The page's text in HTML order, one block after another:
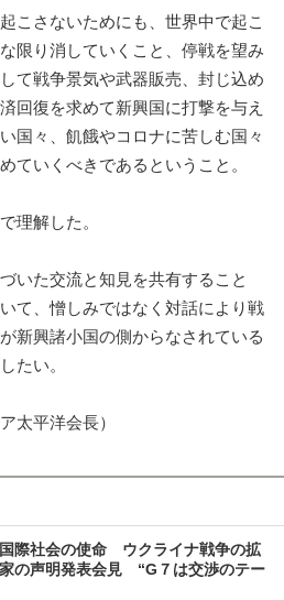
こさないためにも、世界中で起こ
限り消していくこと、停戦を望み
て戦争景気や武器販売、封じ込め
回復を求めて新興国に打撃を与え
国々、飢餓やコロナに苦しむ国々
ていくべきであるということ。
理解した。
いた交流と知見を共有すること
て、憎しみではなく対話により戦
新興諸小国の側からなされている
たい。
太平洋会長）
際社会の使命 ウクライナ戦争の拡
の声明発表会見 “G７は交渉のテー